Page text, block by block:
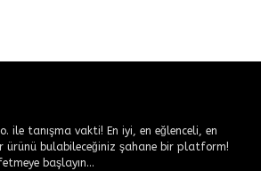
ile tanışma vakti! En iyi, en eğlenceli, en
ürünü bulabileceğiniz şahane bir platform!
başlayın...